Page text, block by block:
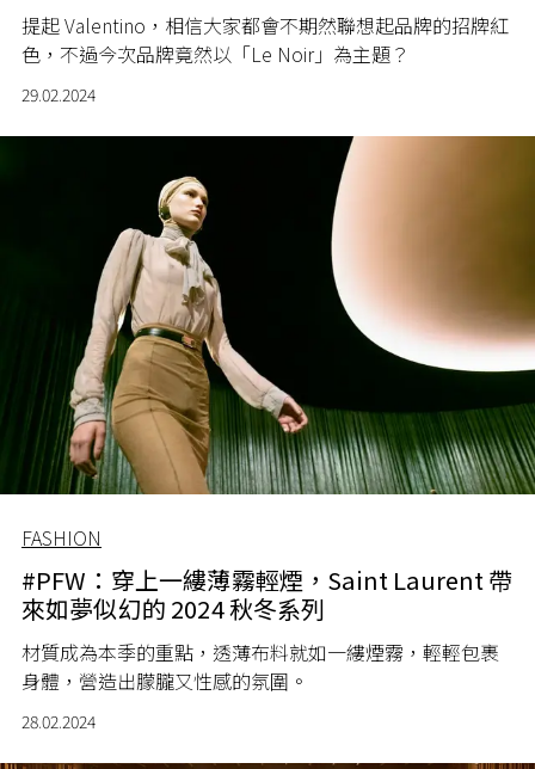
提起 Valentino，相信大家都會不期然聯想起品牌的招牌紅
色，不過今次品牌竟然以「Le Noir」為主題？
29.02.2024
FASHION
#PFW：穿上一縷薄霧輕煙，Saint Laurent 帶
來如夢似幻的 2024 秋冬系列
材質成為本季的重點，透薄布料就如一縷煙霧，輕輕包裹
身體，營造出朦朧又性感的氛圍。
28.02.2024